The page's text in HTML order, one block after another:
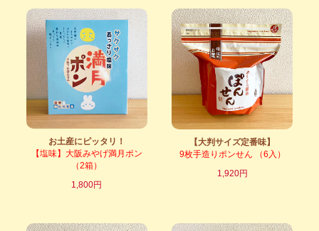
お土産にピッタリ！
【塩味】大阪みやげ満月ポン
（2箱）
1,800円
【大判サイズ定番味】
9枚手造りポンせん （6入）
1,920円